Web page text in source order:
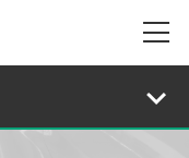
ナ
旭
サ
ナ
ッ